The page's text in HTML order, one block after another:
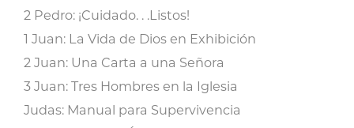
2 Pedro: ¡Cuidado. . .Listos!
1 Juan: La Vida de Dios en Exhibición
2 Juan: Una Carta a una Señora
3 Juan: Tres Hombres en la Iglesia
Judas: Manual para Supervivencia